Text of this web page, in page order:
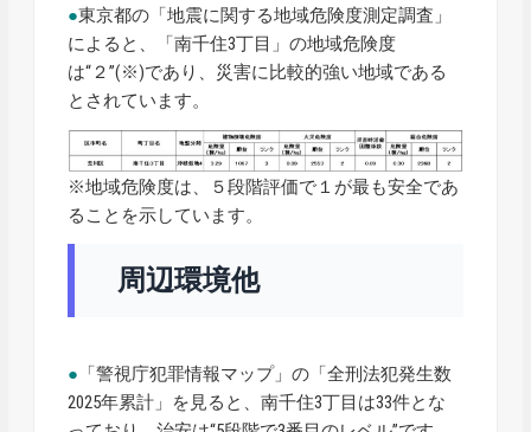
●東京都の「地震に関する地域危険度測定調査」
によると、「南千住3丁目」の地域危険度
は“２”(※)であり、災害に比較的強い地域である
とされています。
※地域危険度は、５段階評価で１が最も安全であ
ることを示しています。
周辺環境他
● 「警視庁犯罪情報マップ」の「全刑法犯発生数
2025年累計」を見ると、南千住3丁目は33件とな